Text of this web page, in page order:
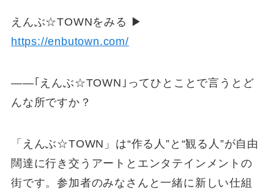
えんぶ☆TOWNをみる ▶
https://enbutown.com/
――｢えんぶ☆TOWN｣ってひとことで言うとど
んな所ですか？
「えんぶ☆TOWN」は“作る人”と“観る人”が自由
闊達に行き交うアートとエンタテインメントの
街です。参加者のみなさんと一緒に新しい仕組